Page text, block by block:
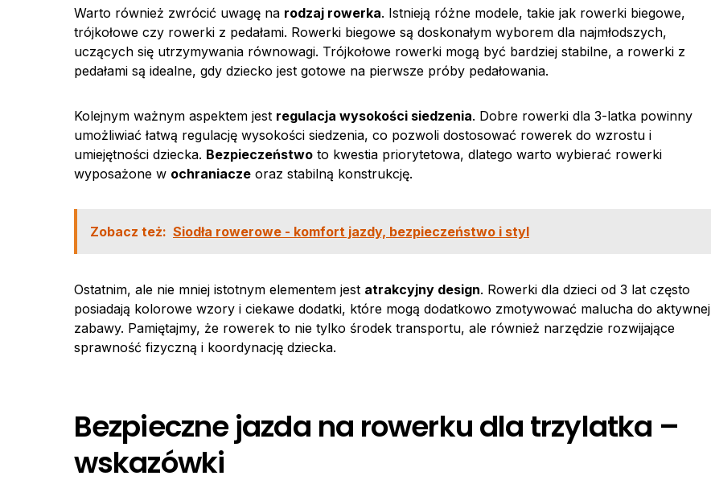
Warto również zwrócić uwagę na rodzaj rowerka. Istnieją różne modele, takie jak rowerki biegowe,
trójkołowe czy rowerki z pedałami. Rowerki biegowe są doskonałym wyborem dla najmłodszych,
uczących się utrzymywania równowagi. Trójkołowe rowerki mogą być bardziej stabilne, a rowerki z
pedałami są idealne, gdy dziecko jest gotowe na pierwsze próby pedałowania.
Kolejnym ważnym aspektem jest regulacja wysokości siedzenia. Dobre rowerki dla 3-latka powinny
umożliwiać łatwą regulację wysokości siedzenia, co pozwoli dostosować rowerek do wzrostu i
umiejętności dziecka. Bezpieczeństwo to kwestia priorytetowa, dlatego warto wybierać rowerki
wyposażone w ochraniacze oraz stabilną konstrukcję.
Zobacz też: Siodła rowerowe - komfort jazdy, bezpieczeństwo i styl
Ostatnim, ale nie mniej istotnym elementem jest atrakcyjny design. Rowerki dla dzieci od 3 lat często
posiadają kolorowe wzory i ciekawe dodatki, które mogą dodatkowo zmotywować malucha do aktywnej
zabawy. Pamiętajmy, że rowerek to nie tylko środek transportu, ale również narzędzie rozwijające
sprawność fizyczną i koordynację dziecka.
Bezpieczne jazda na rowerku dla trzylatka –
wskazówki